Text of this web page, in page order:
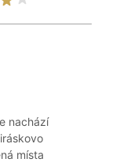
nachází
místa